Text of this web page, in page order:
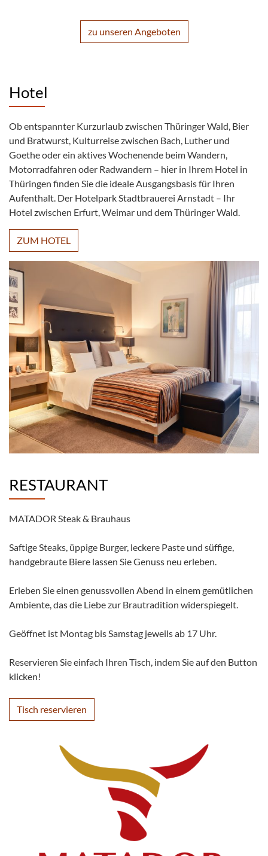
zu unseren Angeboten
Hotel
Ob entspannter Kurzurlaub zwischen Thüringer Wald, Bier
und Bratwurst, Kulturreise zwischen Bach, Luther und
Goethe oder ein aktives Wochenende beim Wandern,
Motorradfahren oder Radwandern – hier in Ihrem Hotel in
Thüringen finden Sie die ideale Ausgangsbasis für Ihren
Aufenthalt. Der Hotelpark Stadtbrauerei Arnstadt – Ihr
Hotel zwischen Erfurt, Weimar und dem Thüringer Wald.
ZUM HOTEL
RESTAURANT
MATADOR Steak & Brauhaus
Saftige Steaks, üppige Burger, leckere Paste und süffige,
handgebraute Biere lassen Sie Genuss neu erleben.
Erleben Sie einen genussvollen Abend in einem gemütlichen
Ambiente, das die Liebe zur Brautradition widerspiegelt.
Geöffnet ist Montag bis Samstag jeweils ab 17 Uhr.
Reservieren Sie einfach Ihren Tisch, indem Sie auf den Button
klicken!
Tisch reservieren